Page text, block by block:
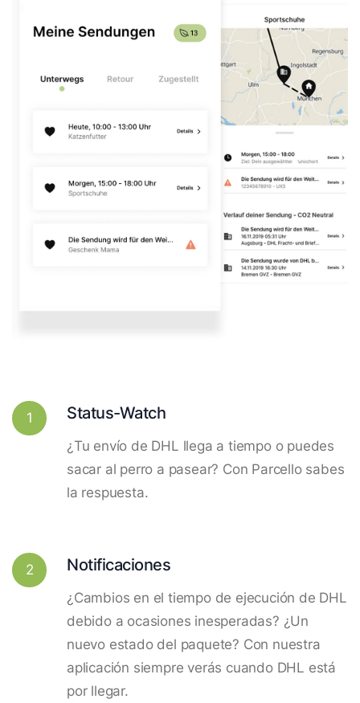
1 Status-Watch
¿Tu envío de DHL llega a tiempo o puedes
sacar al perro a pasear? Con Parcello sabes
la respuesta.
2 Notificaciones
¿Cambios en el tiempo de ejecución de DHL
debido a ocasiones inesperadas? ¿Un
nuevo estado del paquete? Con nuestra
aplicación siempre verás cuando DHL está
por llegar.